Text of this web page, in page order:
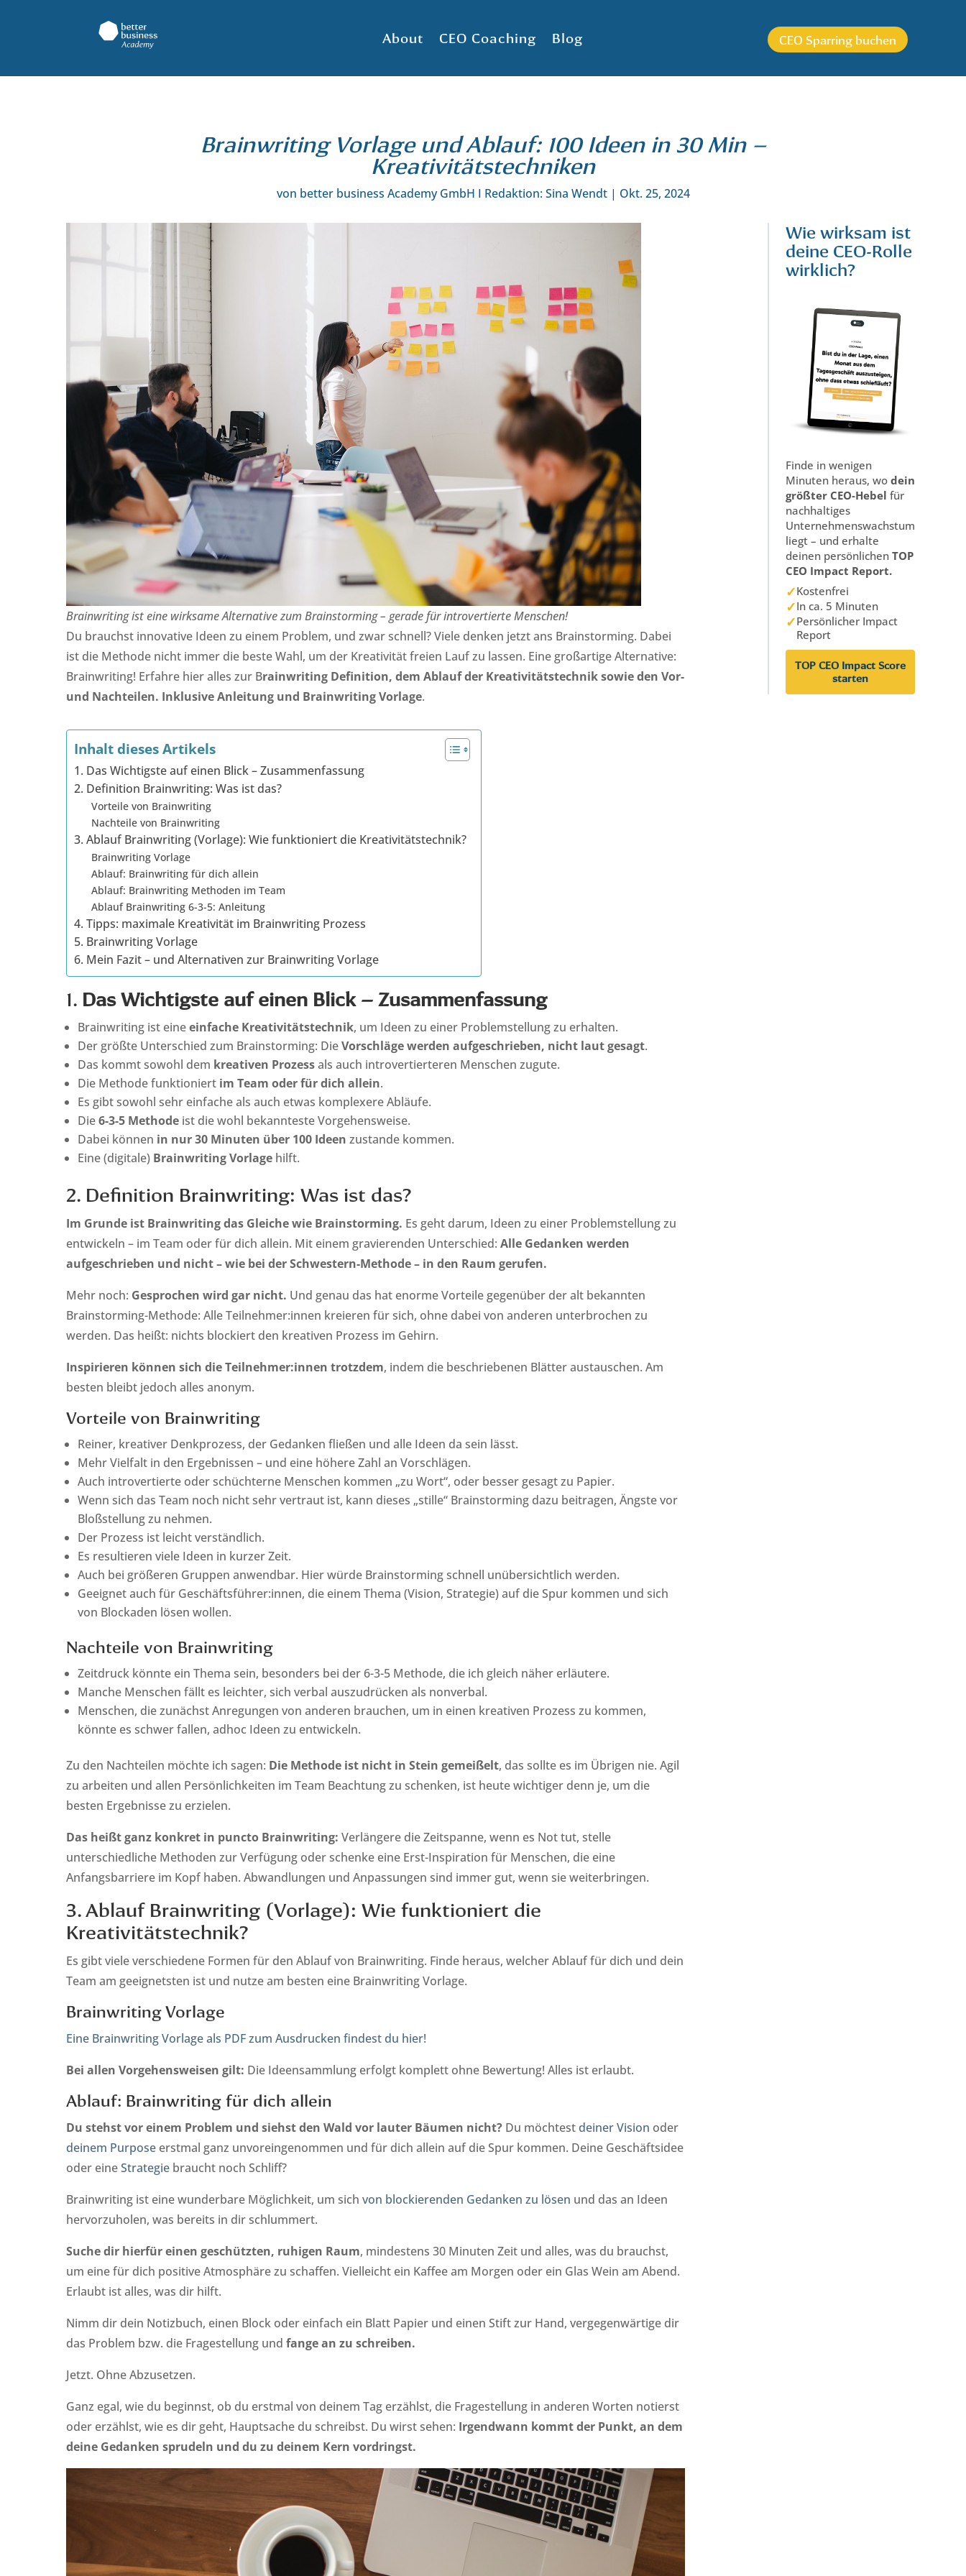
About CEO Coaching Blog CEO Sparring buchen
Brainwriting Vorlage und Ablauf: 100 Ideen in 30 Min –
Kreativitätstechniken
von better business Academy GmbH I Redaktion: Sina Wendt| Okt. 25, 2024
Brainwriting ist eine wirksame Alternative zum Brainstorming – gerade für introvertierte Menschen!
Du brauchst innovative Ideen zu einem Problem, und zwar schnell? Viele denken jetzt ans Brainstorming. Dabei
ist die Methode nicht immer die beste Wahl, um der Kreativität freien Lauf zu lassen. Eine großartige Alternative:
Brainwriting! Erfahre hier alles zur Brainwriting Definition, dem Ablauf der Kreativitätstechnik sowie den Vor-
und Nachteilen. Inklusive Anleitung und Brainwriting Vorlage.
Inhalt dieses Artikels
1. Das Wichtigste auf einen Blick – Zusammenfassung
2. Definition Brainwriting: Was ist das?
Vorteile von Brainwriting
Nachteile von Brainwriting
3. Ablauf Brainwriting (Vorlage): Wie funktioniert die Kreativitätstechnik?
Brainwriting Vorlage
Ablauf: Brainwriting für dich allein
Ablauf: Brainwriting Methoden im Team
Ablauf Brainwriting 6-3-5: Anleitung
4. Tipps: maximale Kreativität im Brainwriting Prozess
5. Brainwriting Vorlage
6. Mein Fazit – und Alternativen zur Brainwriting Vorlage
1. Das Wichtigste auf einen Blick – Zusammenfassung
Brainwriting ist eineeinfache Kreativitätstechnik, um Ideen zu einer Problemstellung zu erhalten.
Der größte Unterschied zum Brainstorming: DieVorschläge werden aufgeschrieben, nicht laut gesagt.
Das kommt sowohl dem kreativen Prozessals auch introvertierteren Menschen zugute.
Die Methode funktioniert im Team oder für dich allein.
Es gibt sowohl sehr einfache als auch etwas komplexere Abläufe.
Die6-3-5 Methode ist die wohl bekannteste Vorgehensweise.
Dabei können in nur 30 Minuten über 100 Ideen zustande kommen.
Eine (digitale) Brainwriting Vorlage hilft.
2. Definition Brainwriting: Was ist das?
Im Grunde ist Brainwriting das Gleiche wie Brainstorming. Es geht darum, Ideen zu einer Problemstellung zu
entwickeln – im Team oder für dich allein. Mit einem gravierenden Unterschied: Alle Gedanken werden
aufgeschrieben und nicht – wie bei der Schwestern-Methode – in den Raum gerufen.
Mehr noch: Gesprochen wird gar nicht. Und genau das hat enorme Vorteile gegenüber der alt bekannten
Brainstorming-Methode: Alle Teilnehmer:innen kreieren für sich, ohne dabei von anderen unterbrochen zu
werden. Das heißt: nichts blockiert den kreativen Prozess im Gehirn.
Inspirieren können sich die Teilnehmer:innen trotzdem, indem die beschriebenen Blätter austauschen. Am
besten bleibt jedoch alles anonym.
Vorteile von Brainwriting
Reiner, kreativer Denkprozess, der Gedanken fließen und alle Ideen da sein lässt.
Mehr Vielfalt in den Ergebnissen – und eine höhere Zahl an Vorschlägen.
Auch introvertierte oder schüchterne Menschen kommen „zu Wort“, oder besser gesagt zu Papier.
Wenn sich das Team noch nicht sehr vertraut ist, kann dieses „stille“ Brainstorming dazu beitragen, Ängste vor
Bloßstellung zu nehmen.
Der Prozess ist leicht verständlich.
Es resultieren viele Ideen in kurzer Zeit.
Auch bei größeren Gruppen anwendbar. Hier würde Brainstorming schnell unübersichtlich werden.
Geeignet auch für Geschäftsführer:innen, die einem Thema (Vision, Strategie) auf die Spur kommen und sich
von Blockaden lösen wollen.
Nachteile von Brainwriting
Zeitdruck könnte ein Thema sein, besonders bei der 6-3-5 Methode, die ich gleich näher erläutere.
Manche Menschen fällt es leichter, sich verbal auszudrücken als nonverbal.
Menschen, die zunächst Anregungen von anderen brauchen, um in einen kreativen Prozess zu kommen,
könnte es schwer fallen, adhoc Ideen zu entwickeln.
Zu den Nachteilen möchte ich sagen: Die Methode ist nicht in Stein gemeißelt, das sollte es im Übrigen nie. Agil
zu arbeiten und allen Persönlichkeiten im Team Beachtung zu schenken, ist heute wichtiger denn je, um die
besten Ergebnisse zu erzielen.
Das heißt ganz konkret in puncto Brainwriting: Verlängere die Zeitspanne, wenn es Not tut, stelle
unterschiedliche Methoden zur Verfügung oder schenke eine Erst-Inspiration für Menschen, die eine
Anfangsbarriere im Kopf haben. Abwandlungen und Anpassungen sind immer gut, wenn sie weiterbringen.
3. Ablauf Brainwriting (Vorlage): Wie funktioniert die
Kreativitätstechnik?
Es gibt viele verschiedene Formen für den Ablauf von Brainwriting. Finde heraus, welcher Ablauf für dich und dein
Team am geeignetsten ist und nutze am besten eine Brainwriting Vorlage.
Brainwriting Vorlage
Eine Brainwriting Vorlage als PDF zum Ausdrucken findest du hier!
Bei allen Vorgehensweisen gilt: Die Ideensammlung erfolgt komplett ohne Bewertung! Alles ist erlaubt.
Ablauf: Brainwriting für dich allein
Du stehst vor einem Problem und siehst den Wald vor lauter Bäumen nicht? Du möchtest deiner Vision oder
deinem Purpose erstmal ganz unvoreingenommen und für dich allein auf die Spur kommen. Deine Geschäftsidee
oder eineStrategie braucht noch Schliff?
Brainwriting ist eine wunderbare Möglichkeit, um sich von blockierenden Gedanken zu lösen und das an Ideen
hervorzuholen, was bereits in dir schlummert.
Suche dir hierfür einen geschützten, ruhigen Raum, mindestens 30 Minuten Zeit und alles, was du brauchst,
um eine für dich positive Atmosphäre zu schaffen. Vielleicht ein Kaffee am Morgen oder ein Glas Wein am Abend.
Erlaubt ist alles, was dir hilft.
Nimm dir dein Notizbuch, einen Block oder einfach ein Blatt Papier und einen Stift zur Hand, vergegenwärtige dir
das Problem bzw. die Fragestellung und fange an zu schreiben.
Jetzt. Ohne Abzusetzen.
Ganz egal, wie du beginnst, ob du erstmal von deinem Tag erzählst, die Fragestellung in anderen Worten notierst
oder erzählst, wie es dir geht, Hauptsache du schreibst. Du wirst sehen: Irgendwann kommt der Punkt, an dem
deine Gedanken sprudeln und du zu deinem Kern vordringst.
Wie wirksam ist
deine CEO-Rolle
wirklich?
Finde in wenigen
Minuten heraus, wodein
größter CEO-Hebel für
nachhaltiges
Unternehmenswachstum
liegt – und erhalte
deinen persönlichenTOP
CEO Impact Report.
✓Kostenfrei
✓In ca. 5 Minuten
✓Persönlicher Impact
Report
TOP CEO Impact Score
starten